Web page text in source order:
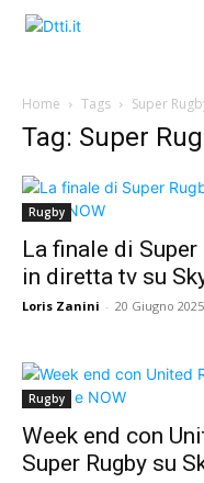
Home Tags Super
Tag: Super
Rugby
La finale di
in diretta tv su
Loris Zanini - 20 Giugno 2025
Rugby
Week end con
Super Rugby su